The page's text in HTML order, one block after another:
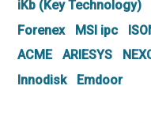
iKb (Key Technology)
Forenex
MSI ipc
ACME
ARIESYS
Innodisk
Emdoor